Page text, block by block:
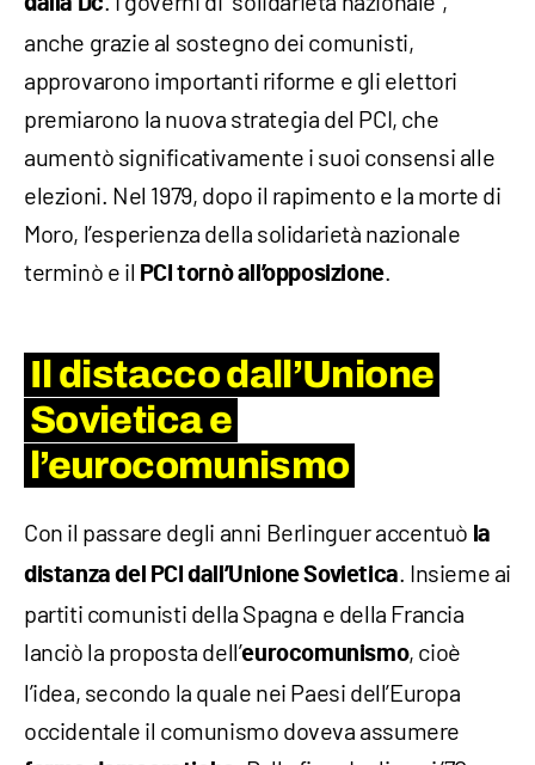
anche grazie al sostegno dei comunisti,
approvarono importanti riforme e gli elettori
premiarono la nuova strategia del PCI, che
aumentò significativamente i suoi consensi alle
elezioni. Nel 1979, dopo il rapimento e la morte di
Moro, l’esperienza della solidarietà nazionale
terminò e il PCI tornò all’opposizione.
Il distacco dall’Unione
Sovietica e
l’eurocomunismo
Con il passare degli anni Berlinguer accentuò la
distanza del PCI dall’Unione Sovietica . Insieme ai
partiti comunisti della Spagna e della Francia
lanciò la proposta dell’eurocomunismo, cioè
l’idea, secondo la quale nei Paesi dell’Europa
occidentale il comunismo doveva assumere